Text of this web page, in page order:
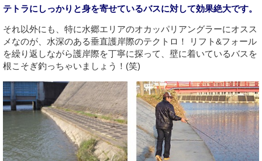
テトラにしっかりと身を寄せているバスに対して効果絶大です。
それ以外にも、特に水郷エリアのオカッパリアングラーにオスス
メなのが、水深のある垂直護岸際のテクトロ！ リフト&フォール
を繰り返しながら護岸際を丁寧に探って、壁に着いているバスを
根こそぎ釣っちゃいましょう！(笑)